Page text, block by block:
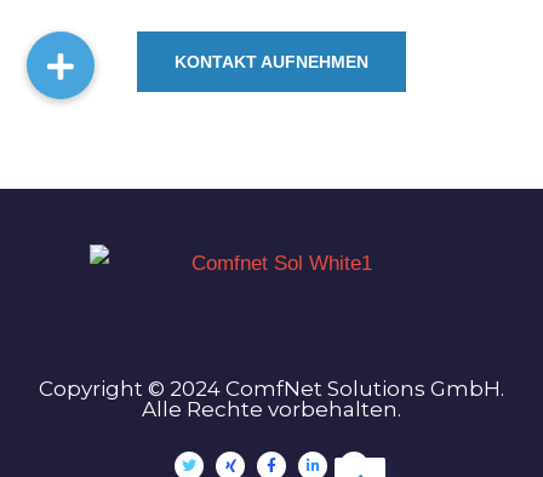
KONTAKT AUFNEHMEN
Copyright © 2024 ComfNet Solutions GmbH.
Alle Rechte vorbehalten.